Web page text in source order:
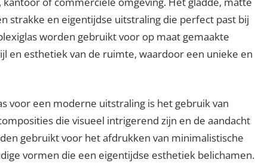
strakke en eigentijdse uitstraling die perfect past bij
worden gebruikt voor op maat gemaakte
en esthetiek van de ruimte, waardoor een unieke en
voor een moderne uitstraling is het gebruik van
die visueel intrigerend zijn en de aandacht
gebruikt voor het afdrukken van minimalistische
vormen die een eigentijdse esthetiek belichamen.